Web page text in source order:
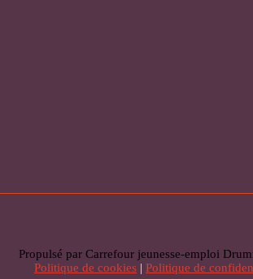
Propulsé par Carrefour jeunesse-emploi
Politique de cookies | Politique de